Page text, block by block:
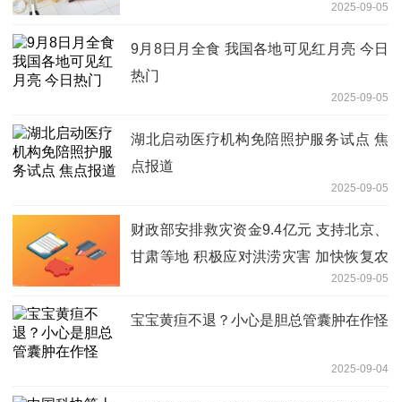
2025-09-05
9月8日月全食 我国各地可见红月亮 今日
热门
2025-09-05
湖北启动医疗机构免陪照护服务试点 焦
点报道
2025-09-05
财政部安排救灾资金9.4亿元 支持北京、
甘肃等地 积极应对洪涝灾害 加快恢复农
2025-09-05
宝宝黄疸不退？小心是胆总管囊肿在作怪
2025-09-04